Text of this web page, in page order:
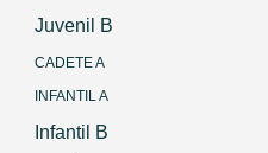
Juvenil B
CADETE A
INFANTIL A
Infantil B